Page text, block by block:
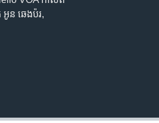
អូន ឆេងប៉រ,